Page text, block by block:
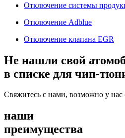
Отключение системы
Отключение Adblue
Отключение клапана EGR
Не нашли свой
в списке для чип-
Свяжитесь с нами, возможно у нас
наши
преимущества